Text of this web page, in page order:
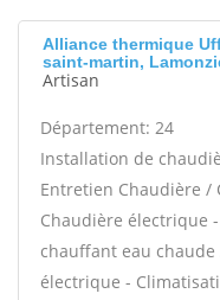
Alliance thermique
saint-martin,
Artisan
Département: 24
Installation de
Entretien Chaudière /
Chaudière électrique
chauffant eau
électrique -